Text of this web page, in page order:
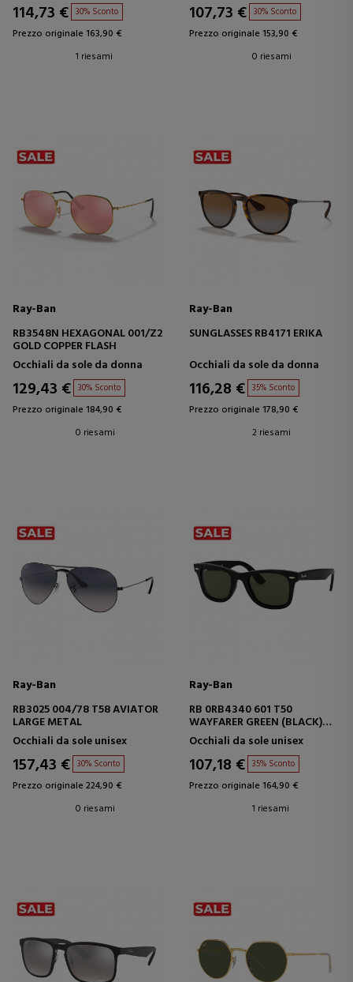
114,73 € 30% Sconto
Prezzo originale 163,90 €
1 riesami
107,73 € 30% Sconto
Prezzo originale 153,90 €
0 riesami
Ray-Ban
RB3548N HEXAGONAL 001/Z2
GOLD COPPER FLASH
Occhiali da sole da donna
129,43 € 30% Sconto
Prezzo originale 184,90 €
0 riesami
Ray-Ban
SUNGLASSES RB4171 ERIKA
Occhiali da sole da donna
116,28 € 35% Sconto
Prezzo originale 178,90 €
2 riesami
Ray-Ban
RB3025 004/78 T58 AVIATOR
LARGE METAL
Occhiali da sole unisex
157,43 € 30% Sconto
Prezzo originale 224,90 €
0 riesami
Ray-Ban
RB 0RB4340 601 T50
WAYFARER GREEN (BLACK)
UNISEX
Occhiali da sole unisex
107,18 € 35% Sconto
Prezzo originale 164,90 €
1 riesami